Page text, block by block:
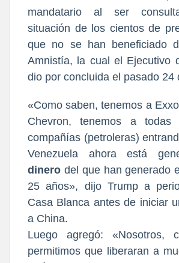
mandatario al ser
situación de los cientos de
que no se han beneficiado
Amnistía, la cual el Ejecutivo
dio por concluida el pasado 24
«Como saben, tenemos a
Chevron, tenemos a todas
compañías (petroleras)
Venezuela ahora está
dinero del que han generado
25 años», dijo Trump a
Casa Blanca antes de iniciar
a China.
Luego agregó: «Nosotros,
permitimos que liberaran a